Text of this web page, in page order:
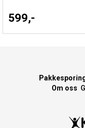
599,-
Om oss